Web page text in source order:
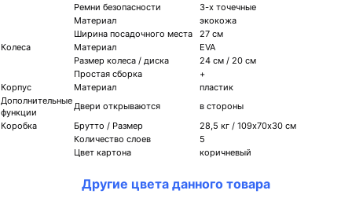
Ремни безопасности
3-х точечные
Материал
экокожа
Ширина посадочного места
27 см
Колеса
Материал
EVA
Размер колеса / диска
24 см / 20 см
Простая сборка
+
Корпус
Материал
пластик
Дополнительные
функции
Двери открываются
в стороны
Коробка
Брутто / Размер
28,5 кг / 109х70х30 см
Количество слоев
5
Цвет картона
коричневый
Другие цвета данного товара